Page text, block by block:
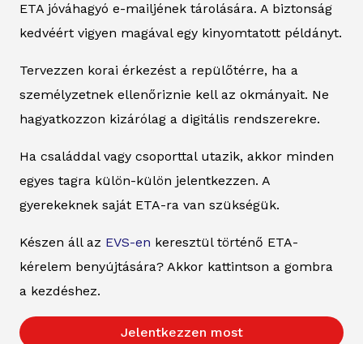
ETA jóváhagyó e-mailjének tárolására. A biztonság
kedvéért vigyen magával egy kinyomtatott példányt.
Tervezzen korai érkezést a repülőtérre, ha a
személyzetnek ellenőriznie kell az okmányait. Ne
hagyatkozzon kizárólag a digitális rendszerekre.
Ha családdal vagy csoporttal utazik, akkor minden
egyes tagra külön-külön jelentkezzen. A
gyerekeknek saját ETA-ra van szükségük.
Készen áll az EVS-en keresztül történő ETA-
kérelem benyújtására? Akkor kattintson a gombra
a kezdéshez.
Jelentkezzen most